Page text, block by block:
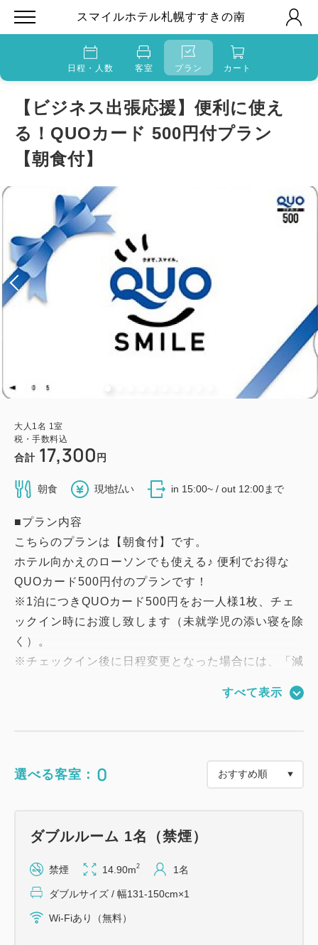
スマイルホテル札幌すすきの南
日程・人数 客室 プラン カート
【ビジネス出張応援】便利に使え
る！QUOカード 500円付プラン
【朝食付】
大人 1 名 1 室
税・手数料込
合計 17,300 円
朝食 現地払い in 15:00~ / out 12:00まで
■プラン内容
こちらのプランは【朝食付】です。
ホテル向かえのローソンでも使える♪ 便利でお得な
QUOカード500円付のプランです！
※1泊につきQUOカード500円をお一人様1枚、チェ
ックイン時にお渡し致します（未就学児の添い寝を除
く）。
※チェックイン後に日程変更となった場合には、「減
会場：1階 レストラン
◆全館全室禁煙のホテル◆
全館禁煙でございますので、小さなお子様をお連れの
家族旅行にも安心してお泊まりいただけます。
すべて表示
選べる客室： 0
ダブルルーム 1名（禁煙）
禁煙 14.90m2 1名
ダブルサイズ / 幅131-150cm×1
Wi-Fiあり（無料）